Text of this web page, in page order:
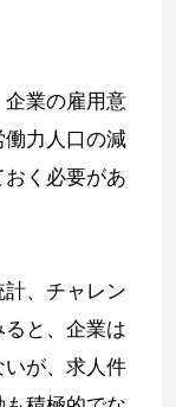
業の雇用意
力人口の減
く必要があ
、チャレン
と、企業は
が、求人件